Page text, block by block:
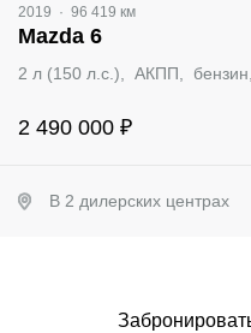
2019 · 96 419 км
Mazda 6
2 л (150 л.с.), АКПП,
2 490 000 ₽
В 2 дилерских центрах